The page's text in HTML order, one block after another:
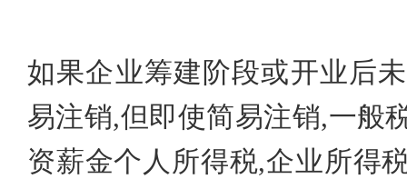
如果企业筹建阶段或开业后
易注销,但即使简易注销,一般
资薪金个人所得税,企业所得